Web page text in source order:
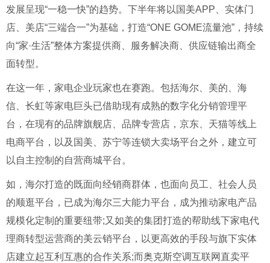
发展呈现“一稳一快”的趋势。下半年将以国美APP、实体门
店、美店“三端合一”为基础，打造“ONE GOME流量池”，持续
向“家·生活”整体方案提供商、服务解决商、供应链输出商全
面转型。
在这一年，家电企业玩家也在赛跑。包括海尔、美的、海
信、长虹等家电巨头已借助现有成熟的数字化分销管理平
台，在现有的品牌旗舰店、品牌专营店，京东、天猫等线上
电商平台，以及国美、苏宁等连锁大卖场平台之外，建立可
以自主控制的自营商城平台。
如，海尔打造的既面向经销商群体，也面向员工、社会人员
的顺逛平台，已成为海尔三大能力平台，成为推动家电产品
规模化定制的重要纽带;又如美的集团打造的帮助线下家电代
理商转型运营商的美云销平台，以更高效的手段与旗下实体
店建立起互利互惠的合作关系;而奥克斯空调互联网直卖平